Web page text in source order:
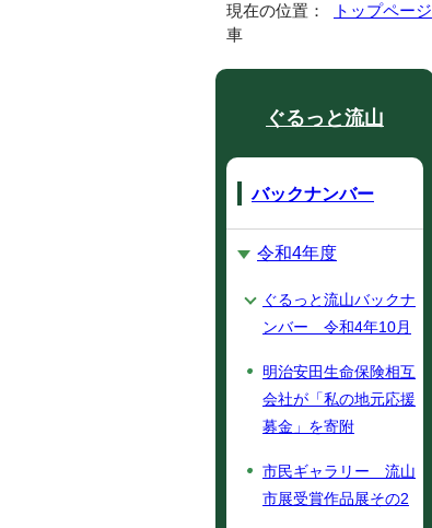
現在の位置： トップページ
車
ぐるっと流山
バックナンバー
令和4年度
ぐるっと流山バックナ
ンバー 令和4年10月
明治安田生命保険相互
会社が「私の地元応援
募金」を寄附
市民ギャラリー 流山
市展受賞作品展その2